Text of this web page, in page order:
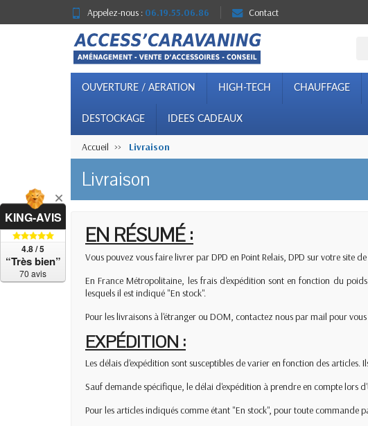
Appelez-nous : 06.19.55.06.86 Contact
OUVERTURE / AERATION HIGH-TECH CHAUFFAGE
DESTOCKAGE IDEES CADEAUX
Accueil Livraison
Livraison
EN RÉSUMÉ :
Vous pouvez vous faire livrer par DPD en Point Relais, DPD sur votre site
En France Métropolitaine, les frais d'expédition sont en fonction du
lesquels il est indiqué "En stock".
Pour les livraisons à l'étranger ou DOM, contactez nous par mail pour
EXPÉDITION :
Les délais d'expédition sont susceptibles de varier en fonction des
Sauf demande spécifique, le délai d'expédition à prendre en compte lors
Pour les articles indiqués comme étant "En stock", pour toute commande
KING-AVIS
4.8 / 5
“Très bien”
70 avis